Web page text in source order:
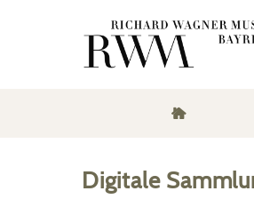
Digitale